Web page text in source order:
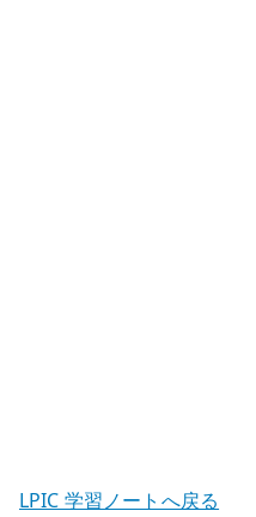
る
LPIC 学習ノートへ戻る